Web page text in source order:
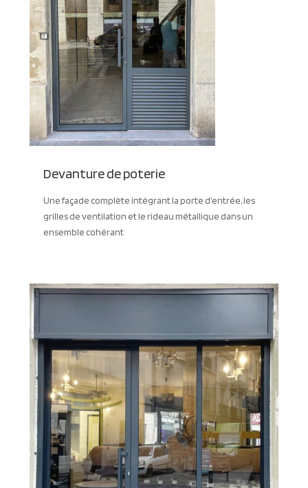
Devanture de poterie
Une façade complète intégrant la porte d’entrée, les
grilles de ventilation et le rideau métallique dans un
ensemble cohérant